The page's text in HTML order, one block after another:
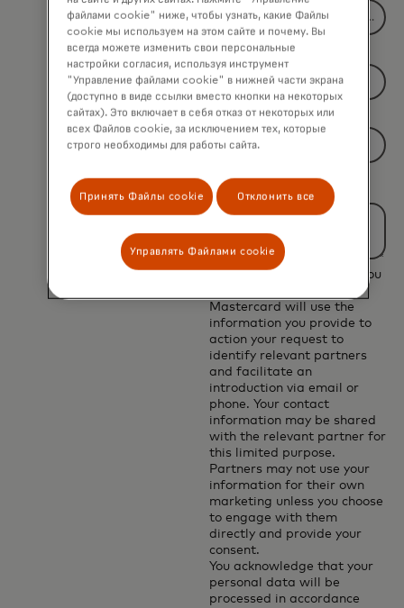
* Job Title
*Country
will
be
after
3
characters.
challenge
By submitting this form, you
Mastercard will use the
information you provide to
action your request to
identify relevant partners
and facilitate an
introduction via email or
phone. Your contact
information may be shared
with the relevant partner for
this limited purpose.
Partners may not use your
information for their own
marketing unless you choose
to engage with them
directly and provide your
consent.
You acknowledge that your
personal data will be
processed in accordance
файлами cookie" ниже, чтобы узнать, какие Файлы
cookie мы используем на этом сайте и почему. Вы
всегда можете изменить свои персональные
настройки согласия, используя инструмент
"Управление файлами cookie" в нижней части экрана
(доступно в виде ссылки вместо кнопки на некоторых
сайтах). Это включает в себя отказ от некоторых или
всех Файлов cookie, за исключением тех, которые
строго необходимы для работы сайта.
Принять Файлы cookie Отклонить все
Управлять Файлами cookie